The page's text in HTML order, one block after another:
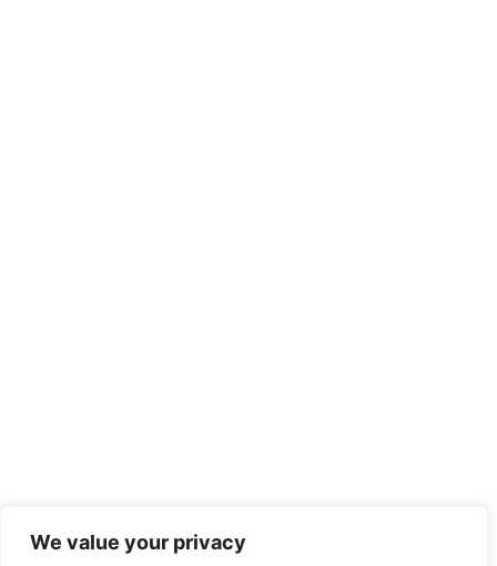
We value your privacy